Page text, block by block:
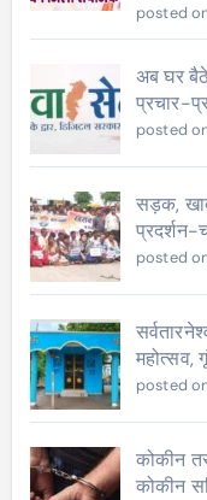
posted
अब घर
प्रचार-
posted
सड़क,
प्रदर्शन-
posted
महोत्सव,
posted
कोकीन
कोकीन